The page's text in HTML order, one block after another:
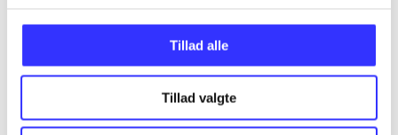
Tillad alle
Tillad valgte
...
...